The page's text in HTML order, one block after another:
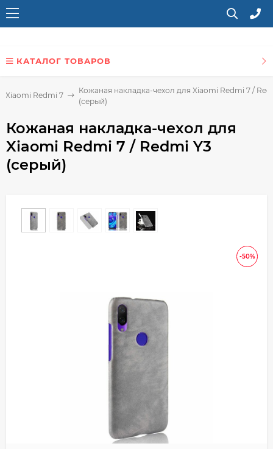
КАТАЛОГ ТОВАРОВ
Xiaomi Redmi 7
Кожаная накладка-чехол для Xiaomi Redmi 7 /
(серый)
Кожаная накладка-чехол для
Xiaomi Redmi 7 / Redmi Y3
(серый)
-50%